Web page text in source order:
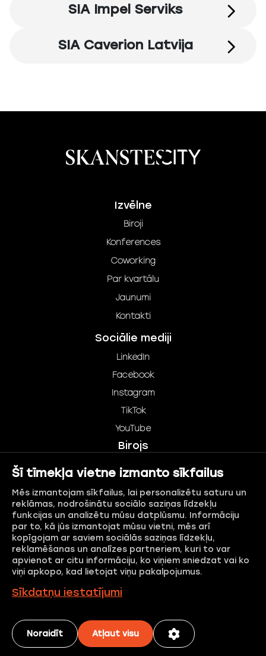
Šī tīmekļa vietne izmanto sīkfailus
Mēs izmantojam sīkfailus, lai personalizētu saturu un
reklāmas, nodrošinātu sociālo saziņas līdzekļu
funkcijas un analizētu mūsu datplūsmu. Informāciju
par to, kā jūs izmantojat mūsu vietni, mēs arī
kopīgojam ar saviem sociālās saziņas līdzekļu,
reklamēšanas un analīzes partneriem, kuri to var
apvienot ar citu informāciju, ko viņiem sniedzat vai ko
viņi apkopo, kad lietojat viņu pakalpojumus.
Sīkdatņu iestatījumi
Noraidīt Atļaut visu
SIA Impel Serviks
SIA Caverion Latvija
Izvēlne
Biroji
Konferences
Coworking
Par kvartālu
Jaunumi
Kontakti
Sociālie mediji
LinkedIn
Facebook
Instagram
TikTok
YouTube
Birojs
+371 67 360 546
Skanstes iela 50, Rīga, LV-1013